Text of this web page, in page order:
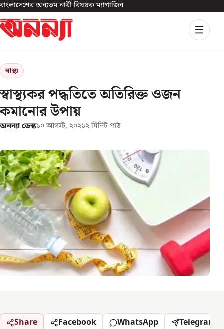
বাংলাদেশের অন্যতম নারী বিষয়ক ম্যাগাজিন
স্বাস্থ্য
স্বাস্থ্যকর পদ্ধতিতে অতিরিক্ত ওজন
কমানোর উপায়
অনন্যা ডেস্ক১০ আগস্ট, ২০২১২ মিনিট পাঠ
Share Facebook WhatsApp Telegram